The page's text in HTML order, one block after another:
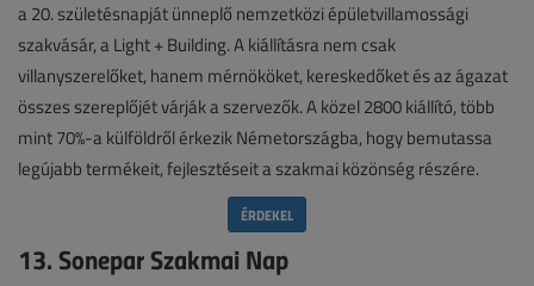
a 20. születésnapját ünneplő nemzetközi épületvillamossági
szakvásár, a Light + Building. A kiállításra nem csak
villanyszerelőket, hanem mérnököket, kereskedőket és az ágazat
összes szereplőjét várják a szervezők. A közel 2800 kiállító, több
mint 70%-a külföldről érkezik Németországba, hogy bemutassa
legújabb termékeit, fejlesztéseit a szakmai közönség részére.
ÉRDEKEL
13. Sonepar Szakmai Nap